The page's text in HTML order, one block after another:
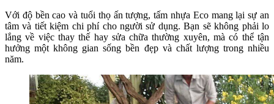
Với độ bền cao và tuổi thọ ấn tượng, tấm nhựa Eco mang lại sự an
tâm và tiết kiệm chi phí cho người sử dụng. Bạn sẽ không phải lo
lắng về việc thay thế hay sửa chữa thường xuyên, mà có thể tận
hưởng một không gian sống bền đẹp và chất lượng trong nhiều
năm.